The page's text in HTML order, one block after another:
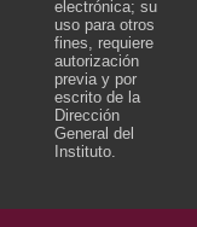
electrónica; su
uso para otros
fines, requiere
autorización
previa y por
escrito de la
Dirección
General del
Instituto.